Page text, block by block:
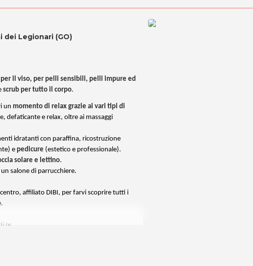
dei Legionari (GO)
il viso, per pelli sensibili, pelli impure ed
scrub per tutto il corpo.
un momento di relax grazie ai vari tipi di
defaticante e relax, oltre ai massaggi
idratanti con paraffina, ricostruzione
e pedicure (estetico e professionale).
solare e lettino.
salone di parrucchiere.
affiliato DIBI, per farvi scoprire tutti i
te.